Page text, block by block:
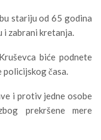
stariju od 65 godina
i zabrani kretanja.
biće podnete
policijskog časa.
i protiv jedne osobe
prekršene mere